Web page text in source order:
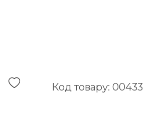
Код товару: 00433